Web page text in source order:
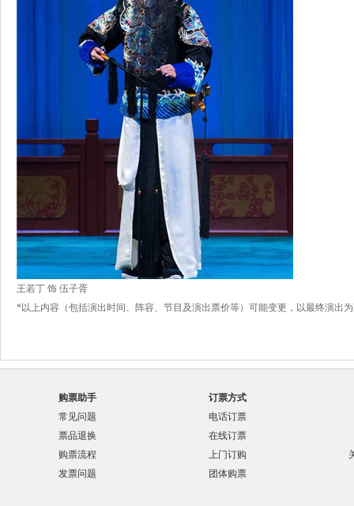
王若丁 饰 伍子胥
*以上内容（包括演出时间、阵容、节目及演出票价等）可能变更，以最终演出
购票助手
常见问题
票品退换
购票流程
发票问题
订票方式
电话订票
在线订票
上门订购
团体购票